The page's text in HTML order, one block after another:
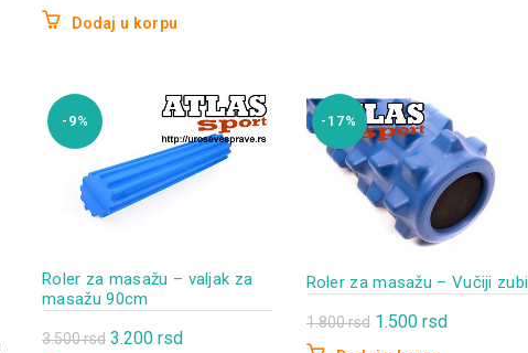
cena
2.100 rsd.
Dodaj u korpu
-9%
Roler za masažu – valjak za
masažu 90cm
3.500rsd Originalna
3.200rsdTrenutna
-17%
Roler za masažu – Vučiji zubi
1.800rsd Originalna
cena
1.500 rsdTrenutna